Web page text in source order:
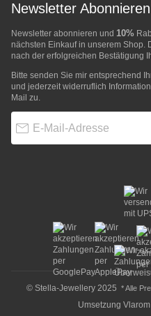
Newsletter Abonnieren
Newsletter abonnieren und 10%
nächsten Einkauf in unserem Shop.
nach der erfolgreichen Bestätigung
Bitte senden Sie mir entsprechend
und jederzeit widerruflich
Mail zu.
© Stella-Jewellery 2025 * Alle
Umsetzung